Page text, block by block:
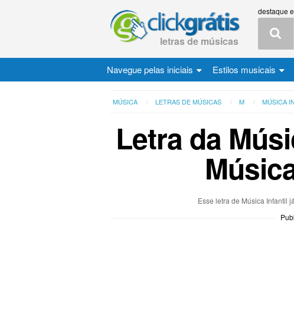
letras de músicas
destaque
Navegue pelas iniciais Estilos musicais
MÚSICA LETRAS DE MÚSICAS M MÚSICA
Letra da
Esse letra de Música Infantil